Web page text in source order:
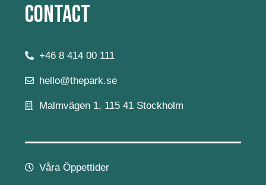
Contact
+46 8 414 00 111
hello@thepark.se
Malmvägen 1, 115 41 Stockholm
Våra Öppettider